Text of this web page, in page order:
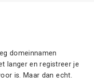
domeinnamen
langer en registreer je
is. Maar dan echt.